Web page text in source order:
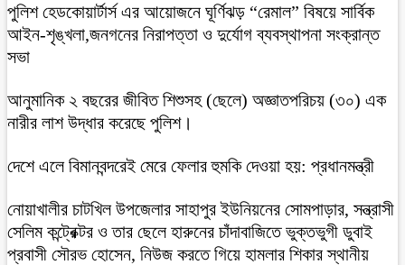
পুলিশ হেডকোয়ার্টার্স এর আয়োজনে ঘূর্ণিঝড় “রেমাল” বিষয়ে সার্বিক
আইন-শৃঙ্খলা,জনগনের নিরাপত্তা ও দুর্যোগ ব্যবস্থাপনা সংক্রান্ত
সভা
আনুমানিক ২ বছরের জীবিত শিশুসহ (ছেলে) অজ্ঞাতপরিচয় (৩০) এক
নারীর লাশ উদ্ধার করেছে পুলিশ।
দেশে এলে বিমানবন্দরেই মেরে ফেলার হুমকি দেওয়া হয়: প্রধানমন্ত্রী
নোয়াখালীর চাটখিল উপজেলার সাহাপুর ইউনিয়নের সোমপাড়ার, সন্ত্রাসী
সেলিম কন্ট্রেক্টর ও তার ছেলে হারুনের চাঁদাবাজিতে ভুক্তভুগী ডুবাই
প্রবাসী সৌরভ হোসেন, নিউজ করতে গিয়ে হামলার শিকার স্থানীয়